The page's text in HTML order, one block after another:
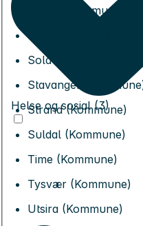
Sauda (Kommune)
Sokndal (Kommune)
Sola (Kommune)
Stavanger
Strand (Kommune)
Suldal (Kommune)
Time (Kommune)
Tysvær (Kommune)
Utsira (Kommune)
Helse og sosial (3)